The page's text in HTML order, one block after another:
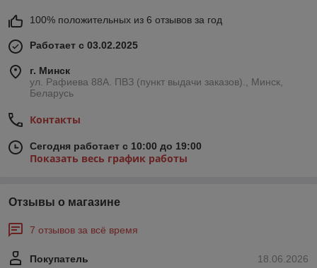
100% положительных из 6 отзывов за год
Работает с 03.02.2025
г. Минск
ул. Рафиева 88А. ПВЗ (пункт выдачи заказов)., Минск,
Беларусь
Контакты
Сегодня работает с 10:00 до 19:00
Показать весь график работы
Отзывы о магазине
7 отзывов за всё время
18.06.2026
Покупатель